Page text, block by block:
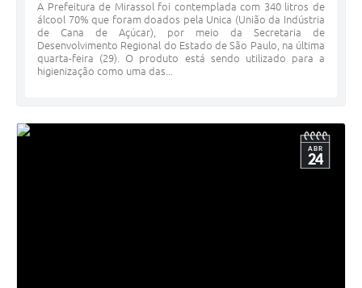
A Prefeitura de Mirassol foi contemplada com 340 litros de
álcool 70% que foram doados pela Unica (União da Indústria
de Cana de Açúcar), por meio da Secretaria de
Desenvolvimento Regional do Estado de São Paulo, na última
quarta-feira (29). O produto está sendo utilizado para a
higienização como uma das...
ABR
24